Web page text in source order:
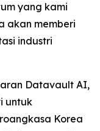
yang kami
akan memberi
industri
Datavault AI,
untuk
Korea